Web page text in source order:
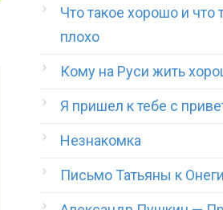
Что такое хорошо и что
плохо
Кому на Руси жить
Я пришел к тебе с
Незнакомка
Письмо Татьяны к